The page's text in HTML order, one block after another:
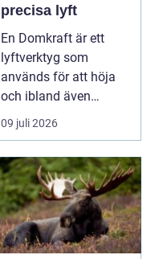
precisa lyft
En Domkraft är ett
lyftverktyg som
används för att höja
och ibland även
positionera tunga
objekt, so...
09 juli 2026